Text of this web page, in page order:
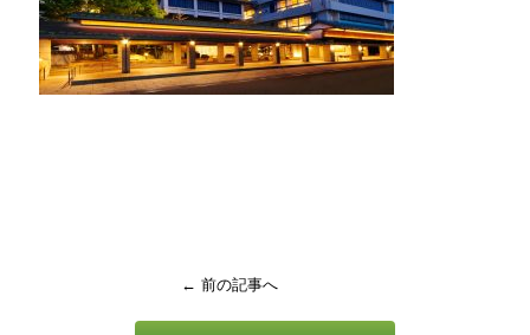
← 前の記事へ